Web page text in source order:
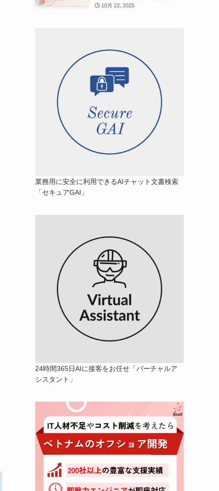
10月 22, 2025
業務用に安全に利用できるAIチャット文書検索
「セキュアGAI」
24時間365日AIに接客をお任せ「バーチャルア
シスタント」